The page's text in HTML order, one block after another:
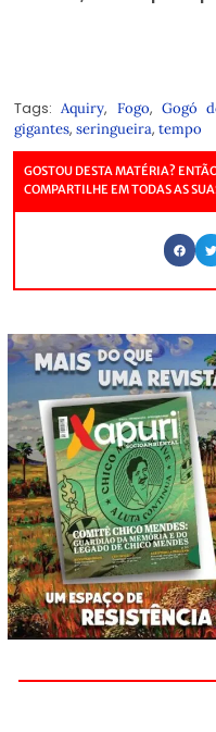
Tags:Aquiry, Fogo, Gogó
gigantes, seringueira, tempo
GOSTOU DESTA MATÉRIA?
COMPARTILHE EM TODAS AS